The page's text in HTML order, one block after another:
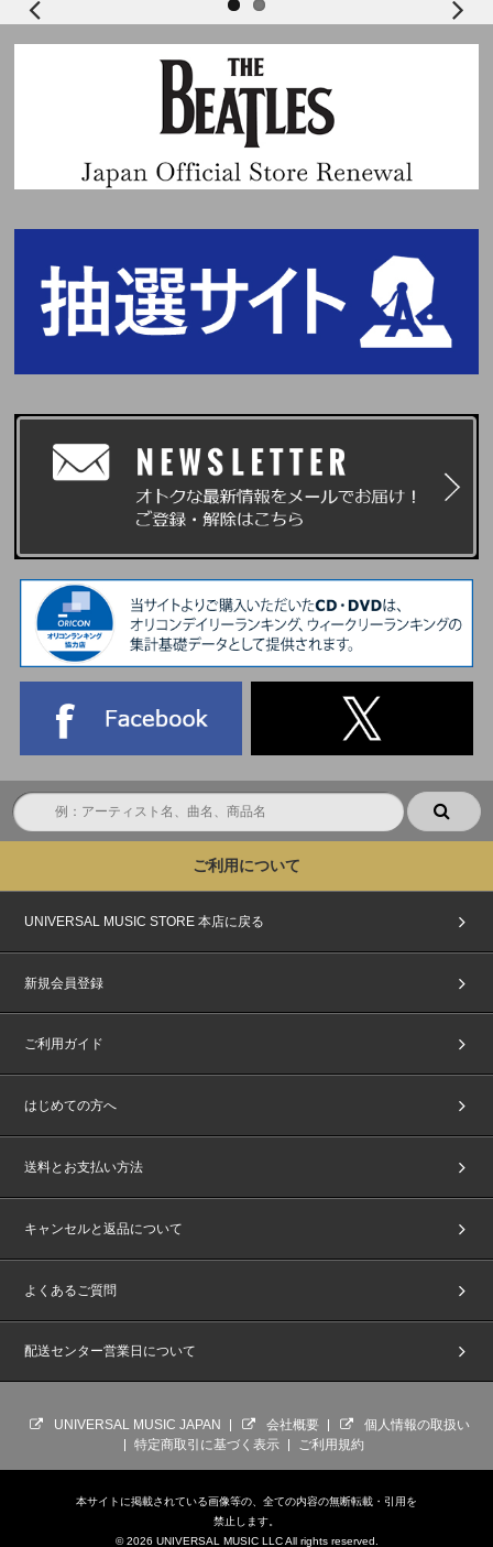
【3】特別永住者証明書または在留カード
【4】身体障害者手帳、精神障害者保険福祉手帳、療育手帳
【5】マイナンバーカード (※通知カードは不可)
【6】顔写真付き学生証・生徒手帳 (※在学中のものに限る)
■【6】顔写真付き学生証・生徒手帳について
・学生証・生徒手帳の発行がない場合は、顔写真付きの生徒証明書または学
※ただし、生徒氏名記入欄の無いものや記入欄に名前の記入の無いものは不
可
・顔写真の無いものは不可
・顔写真付でないものに、ご自身で写真を貼付したものや、貼付したと思わ
れるものは不可
・在学証明書は不可
・予備校・専門学校発行のものは不可
・学校より顔写真付き学生証・生徒手帳・生徒証明書・身分証明書が発行さ
・学生証・生徒手帳の発行がない場合は、顔写真無しの生徒証明書・学校発
行の身分証明書でも可(在学証明書は不可)
※ただし、生徒氏名記入欄がないものや、記入欄に名前の記入のないものは
不可
・住民票は(世帯全員)が記載されているものに限る。(世帯の一部)は不可、
個人番号記載のものは見えないように保護した上でご提示ください。
※上記『顔写真付きの指定身分証』以外の顔写真付きの特殊技術免許証や仮
の運転免許証、社員証、健康保険証などをご持参いただいてもご参加できま
せん。必ず上記で指定されている【1】～【6】の『顔写真付きの指定身分
証』を1点ご持参ください。
※マイナンバーカードの個人番号等は見えないように保護した上でご提示く
ださい。
※障害者手帳については、氏名、住所、顔写真記載のページをご提示くださ
▼外国籍の方について
別永住者証明書または在留カード、【5】マイナンバーカード (※通知カー
ドは不可)を必ずお持ちください。
※上記以外のご本人様確認書類をお持ちいただいても、ご参加いただくこと
はできません。
※身分証の偽造、写真の貼り換えなど不正が発覚した場合は、別日の参加権
※顔写真の有無に関係なく、学校より学生証・生徒手帳・生徒証明書・身分
※主催者が指定する『顔写真付きの指定身分証明書』の発行に必要な期間や
にご用意ください。発行が間に合わなかった場合の対応はいたしかねます。
す。(未成年の方は、保護者の方の同意が必要です)ご本人様確認は、今後開
催されるイベント等でも実施されることがありますので、この機会に事前の
※『顔写真付き指定身分証明書』のお忘れ、紛失、不備などによりご本人様
確認ができない場合は、ご参加をお断りさせていただきます。あらかじめご
了承ください。
※詳細は決定次第、後日発表いたします。
※初回生産分のみの封入となります。初回生産分終了後も商品ページの表記
【The 2nd Japan Single 『All of You』応募抽選用シリアルナンバー特典
■開催日程：
■会場：千葉県内某所
※会場・開催時間等の詳細はご当選者様へのみ後日メールにてご連絡いたし
ください。
■A賞【スペシャルグループサイン会(ミニトークショー&撮影会つき)】 2
ご利用について
UNIVERSAL MUSIC STORE 本店に戻る
新規会員登録
ご利用ガイド
はじめての方へ
送料とお支払い方法
キャンセルと返品について
よくあるご質問
配送センター営業日について
UNIVERSAL MUSIC JAPAN 会社概要
個人情報の取扱い
特定商取引に基づく表示
ご利用規約
本サイトに掲載されている画像等の、全ての内容の無断転載・引用を
禁止します。
© 2026 UNIVERSAL MUSIC LLC All rights reserved.